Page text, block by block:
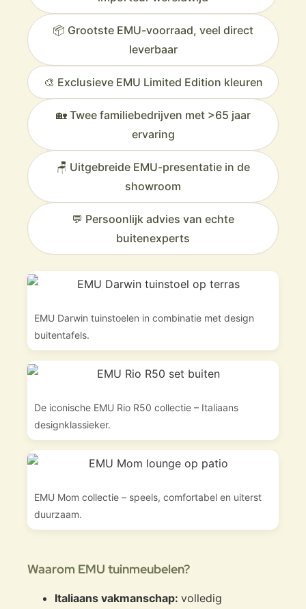
📦 Grootste EMU-voorraad, veel direct
leverbaar
🎨 Exclusieve EMU Limited Edition kleuren
🏡 Twee familiebedrijven met >65 jaar
ervaring
🪑 Uitgebreide EMU-presentatie in de
showroom
💬 Persoonlijk advies van echte
buitenexperts
EMU Darwin tuinstoelen in combinatie met design
buitentafels.
De iconische EMU Rio R50 collectie – Italiaans
designklassieker.
EMU Mom collectie – speels, comfortabel en uiterst
duurzaam.
Waarom EMU tuinmeubelen?
Italiaans vakmanschap: volledig